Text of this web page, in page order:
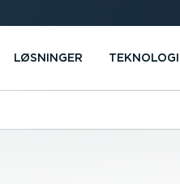
LØSNINGER TEKNOLOGI